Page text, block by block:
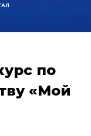
по
«Мой